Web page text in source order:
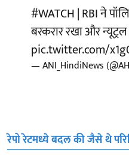
#WATCH| RBI ने
बरकरार रखा और
pic.twitter.com/
— ANI_HindiNews
रेपो रेटमध्ये बदल की जैसे थे